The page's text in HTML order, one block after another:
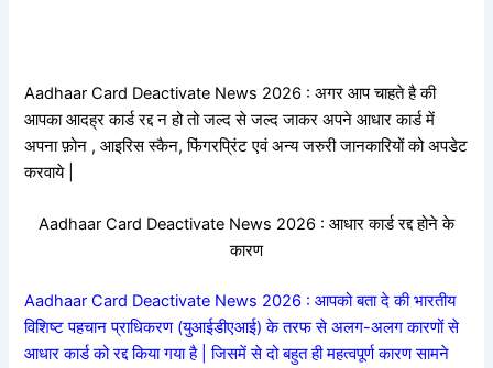
Aadhaar Card Deactivate News 2026 : अगर आप चाहते है की
आपका आदह्र कार्ड रद्द न हो तो जल्द से जल्द जाकर अपने आधार कार्ड में
अपना फ़ोन , आइरिस स्कैन, फिंगरप्रिंट एवं अन्य जरुरी जानकारियों को अपडेट
करवाये |
Aadhaar Card Deactivate News 2026 : आधार कार्ड रद्द होने के
कारण
Aadhaar Card Deactivate News 2026 : आपको बता दे की भारतीय
विशिष्ट पहचान प्राधिकरण (युआईडीएआई) के तरफ से अलग-अलग कारणों से
आधार कार्ड को रद्द किया गया है | जिसमें से दो बहुत ही महत्वपूर्ण कारण सामने